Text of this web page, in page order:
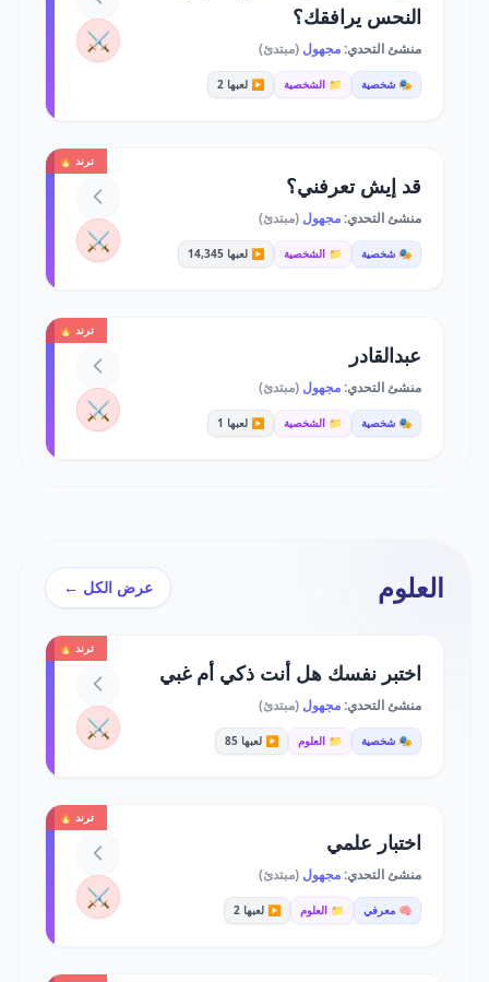
النحس يرافقك؟
منشئ التحدي:مجهول (مبتدئ)
🎭 شخصية 📁 الشخصية ▶️ لعبها 2
⚔️
ترند 🔥
قد إيش تعرفني؟
منشئ التحدي:مجهول (مبتدئ)
🎭 شخصية 📁 الشخصية ▶️ لعبها 14,345 ⚔️
ترند 🔥
عبدالقادر
منشئ التحدي:مجهول (مبتدئ)
🎭 شخصية 📁 الشخصية ▶️ لعبها 1 ⚔️
العلوم عرض الكل ←
ترند 🔥
اختبر نفسك هل أنت ذكي أم غبي
منشئ التحدي:مجهول (مبتدئ)
🎭 شخصية 📁 العلوم ▶️ لعبها 85 ⚔️
ترند 🔥
اختبار علمي
منشئ التحدي:مجهول (مبتدئ)
🧠 معرفي 📁 العلوم ▶️ لعبها 2 ⚔️